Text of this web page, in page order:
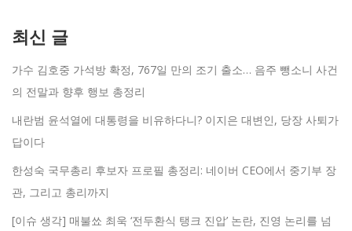
최신 글
가수 김호중 가석방 확정, 767일 만의 조기 출소… 음주 뺑소니 사건
의 전말과 향후 행보 총정리
내란범 윤석열에 대통령을 비유하다니? 이지은 대변인, 당장 사퇴가
답이다
한성숙 국무총리 후보자 프로필 총정리: 네이버 CEO에서 중기부 장
관, 그리고 총리까지
[이슈 생각] 매불쑈 최욱 ‘전두환식 탱크 진압’ 논란, 진영 논리를 넘